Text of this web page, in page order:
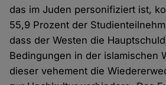
das im Juden personifiziert ist,
55,9 Prozent der
dass der Westen die
Bedingungen in der islamischen
dieser vehement die